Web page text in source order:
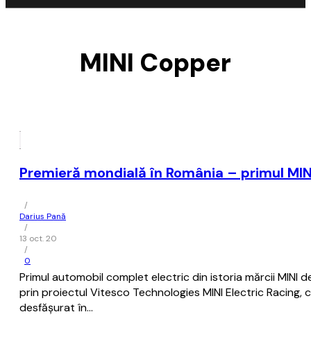
MINI Copper
Premieră mondială în România – primul
/
Darius Pană
/
13 oct. 20
/
0
Primul automobil complet electric din istoria mărcii MINI
prin proiectul Vitesco Technologies MINI Electric
desfășurat în…